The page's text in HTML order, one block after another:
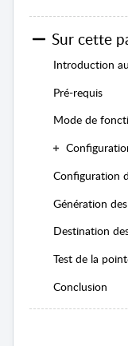
Sur cette
Introduction
Pré-requis
Mode de
Configuration
Génération
Destination
Test de la
Conclusion